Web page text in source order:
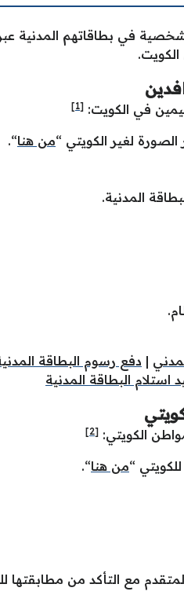
في بطاقاتهم المدنية
الكويت.
في الكويت: [1]
لغير الكويتي “من هنا“.
المدنية.
| دفع رسوم البطاقة
استلام البطاقة المدنية
الكويتي: [2]
“من هنا“.
مع التأكد من مطابقتها